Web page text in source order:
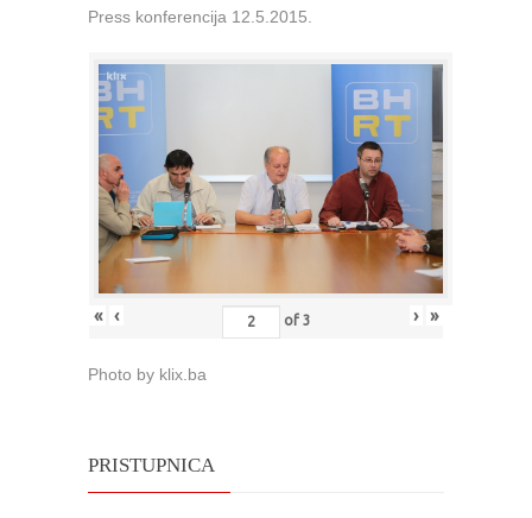
Press konferencija 12.5.2015.
« ‹ of 3 › »
Photo by klix.ba
PRISTUPNICA